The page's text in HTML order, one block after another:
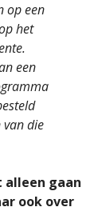
op een
het
een
die
gaan
ook over